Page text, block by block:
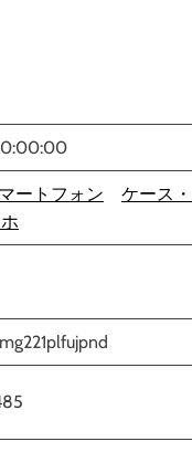
ートフォン
ケース